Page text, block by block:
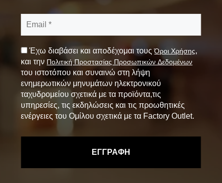
Έχω διαβάσει και αποδέχομαι τουςΌροι Χρήσης,
και την Πολιτική Προστασίας Προσωπικών Δεδομένων
του ιστοτόπου και συναινώ στη λήψη
ενημερωτικών μηνυμάτων ηλεκτρονικού
ταχυδρομείου σχετικά με τα προϊόντα,τις
υπηρεσίες, τις εκδηλώσεις και τις προωθητικές
ενέργειες του Ομίλου σχετικά με τα Factory Outlet.